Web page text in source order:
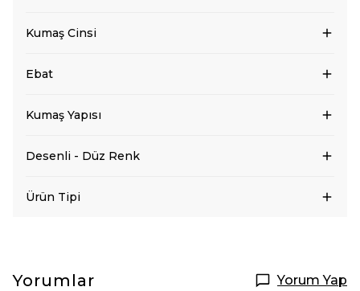
Kumaş Cinsi
Ebat
Kumaş Yapısı
Desenli - Düz Renk
Ürün Tipi
Yorumlar Yorum Yap